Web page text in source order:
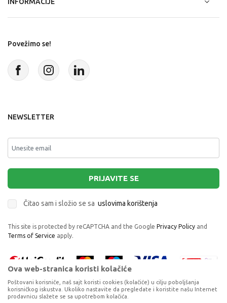
NN MAJICA KRATAK RUKAV ORANGE
Povežimo se!
NEWSLETTER
PRIJAVITE SE
Čitao sam i složio se sa uslovima korištenja
This site is protected by reCAPTCHA and the Google Privacy Policy and
Terms of Service apply.
Ova web-stranica koristi kolačiće
Poštovani korisniče, naš sajt koristi cookies (kolačiće) u cilju poboljšanja
korisničkog iskustva. Ukoliko nastavite da pregledate i koristite našu Internet
prodavnicu slažete se sa upotrebom kolačića.